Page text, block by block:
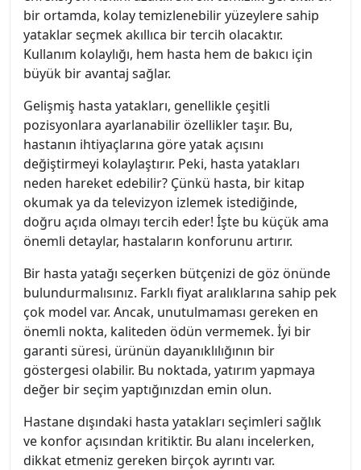
bir ortamda, kolay temizlenebilir yüzeylere sahip
yataklar seçmek akıllıca bir tercih olacaktır.
Kullanım kolaylığı, hem hasta hem de bakıcı için
büyük bir avantaj sağlar.
Gelişmiş hasta yatakları, genellikle çeşitli
pozisyonlara ayarlanabilir özellikler taşır. Bu,
hastanın ihtiyaçlarına göre yatak açısını
değiştirmeyi kolaylaştırır. Peki, hasta yatakları
neden hareket edebilir? Çünkü hasta, bir kitap
okumak ya da televizyon izlemek istediğinde,
doğru açıda olmayı tercih eder! İşte bu küçük ama
önemli detaylar, hastaların konforunu artırır.
Bir hasta yatağı seçerken bütçenizi de göz önünde
bulundurmalısınız. Farklı fiyat aralıklarına sahip pek
çok model var. Ancak, unutulmaması gereken en
önemli nokta, kaliteden ödün vermemek. İyi bir
garanti süresi, ürünün dayanıklılığının bir
göstergesi olabilir. Bu noktada, yatırım yapmaya
değer bir seçim yaptığınızdan emin olun.
Hastane dışındaki hasta yatakları seçimleri sağlık
ve konfor açısından kritiktir. Bu alanı incelerken,
dikkat etmeniz gereken birçok ayrıntı var.